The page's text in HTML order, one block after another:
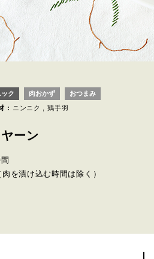
ク 肉おかず
おつまみ
:
ニンニク 鶏手羽
ーン
肉を漬け込む時間は除く）